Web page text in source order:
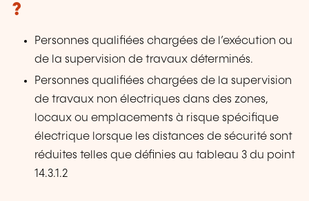
?
Personnes qualifiées chargées de l’exécution ou
de la supervision de travaux déterminés.
Personnes qualifiées chargées de la supervision
de travaux non électriques dans des zones,
locaux ou emplacements à risque spécifique
électrique lorsque les distances de sécurité sont
réduites telles que définies au tableau 3 du point
14.3.1.2